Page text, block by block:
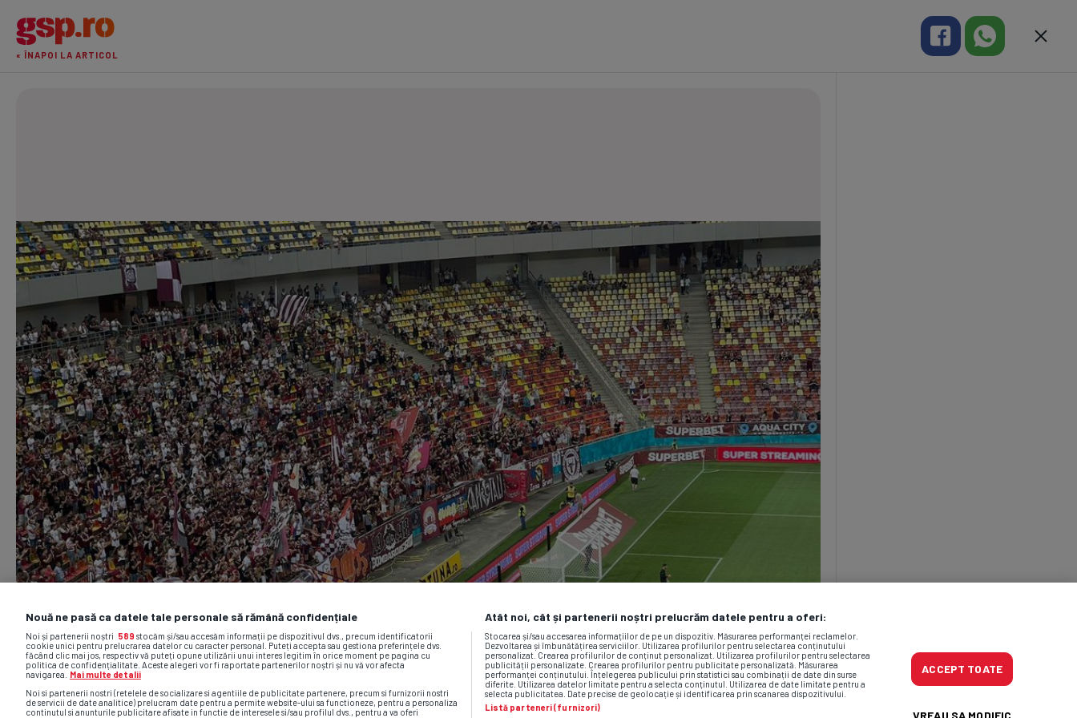
« ÎNAPOI LA ARTICOL
Nouă ne pasă ca datele tale personale să rămână confidențiale
Noi și partenerii noștri 589 stocăm și/sau accesăm informații pe dispozitivul dvs., precum identificatorii
cookie unici pentru prelucrarea datelor cu caracter personal. Puteți accepta sau gestiona preferințele dvs.
făcând clic mai jos, respectiv vă puteți opune utilizării unui interes legitim în orice moment pe pagina cu
politica de confidențialitate. Aceste alegeri vor fi raportate partenerilor noștri și nu vă vor afecta
navigarea.
Mai multe detalii
Noi si partenerii nostri (retelele de socializare si agentiile de publicitate partenere, precum si furnizorii nostri
de servicii de date analitice) prelucram date pentru a permite website-ului sa functioneze, pentru a personaliza
continutul si anunturile publicitare afisate in functie de interesele si/sau profilul dvs., pentru a va oferi
Atât noi, cât și partenerii noștri prelucrăm datele pentru a oferi:
Stocarea și/sau accesarea informațiilor de pe un dispozitiv. Măsurarea performanței reclamelor.
Dezvoltarea și îmbunătățirea serviciilor. Utilizarea profilurilor pentru selectarea conținutului
personalizat. Crearea profilurilor de conținut personalizat. Utilizarea profilurilor pentru selectarea
publicității personalizate. Crearea profilurilor pentru publicitate personalizată. Măsurarea
performanței conținutului. Înțelegerea publicului prin statistici sau combinații de date din surse
diferite. Utilizarea datelor limitate pentru a selecta conținutul. Utilizarea de date limitate pentru a
selecta publicitatea. Date precise de geolocație și identificarea prin scanarea dispozitivului.
Listă parteneri (furnizori)
ACCEPT TOATE
VREAU SA MODIFIC